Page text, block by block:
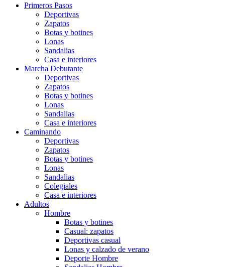
Primeros Pasos
Deportivas
Zapatos
Botas y botines
Lonas
Sandalias
Casa e interiores
Marcha Debutante
Deportivas
Zapatos
Botas y botines
Lonas
Sandalias
Casa e interiores
Caminando
Deportivas
Zapatos
Botas y botines
Lonas
Sandalias
Colegiales
Casa e interiores
Adultos
Hombre
Botas y botines
Casual: zapatos
Deportivas casual
Lonas y calzado de verano
Deporte Hombre